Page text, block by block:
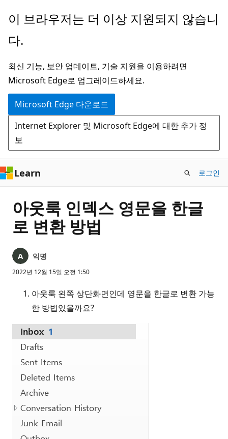
주
콘
츠
로
건
너
뛰
기
이 브라우저는 더 이상 지원되지 않습니
다.
최신 기능, 보안 업데이트, 기술 지원을 이용하려면
Microsoft Edge로 업그레이드하세요.
Microsoft Edge 다운로드
Internet Explorer 및 Microsoft Edge에 대한 추가 정
보
Learn 로그인
아웃룩 인덱스 영문을 한글
로 변환 방법
익명
2022년 12월 15일 오전 1:50
아웃룩 왼쪽 상단화면인데 영문을 한글로 변환 가능
한 방법있을까요?